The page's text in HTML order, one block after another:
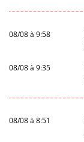
08/08 à 9:58
08/08 à 9:35
08/08 à 8:51